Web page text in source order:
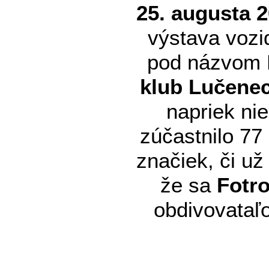
25. augusta
výstava
pod
klub
napriek
zúčastnilo
značiek, či
že sa